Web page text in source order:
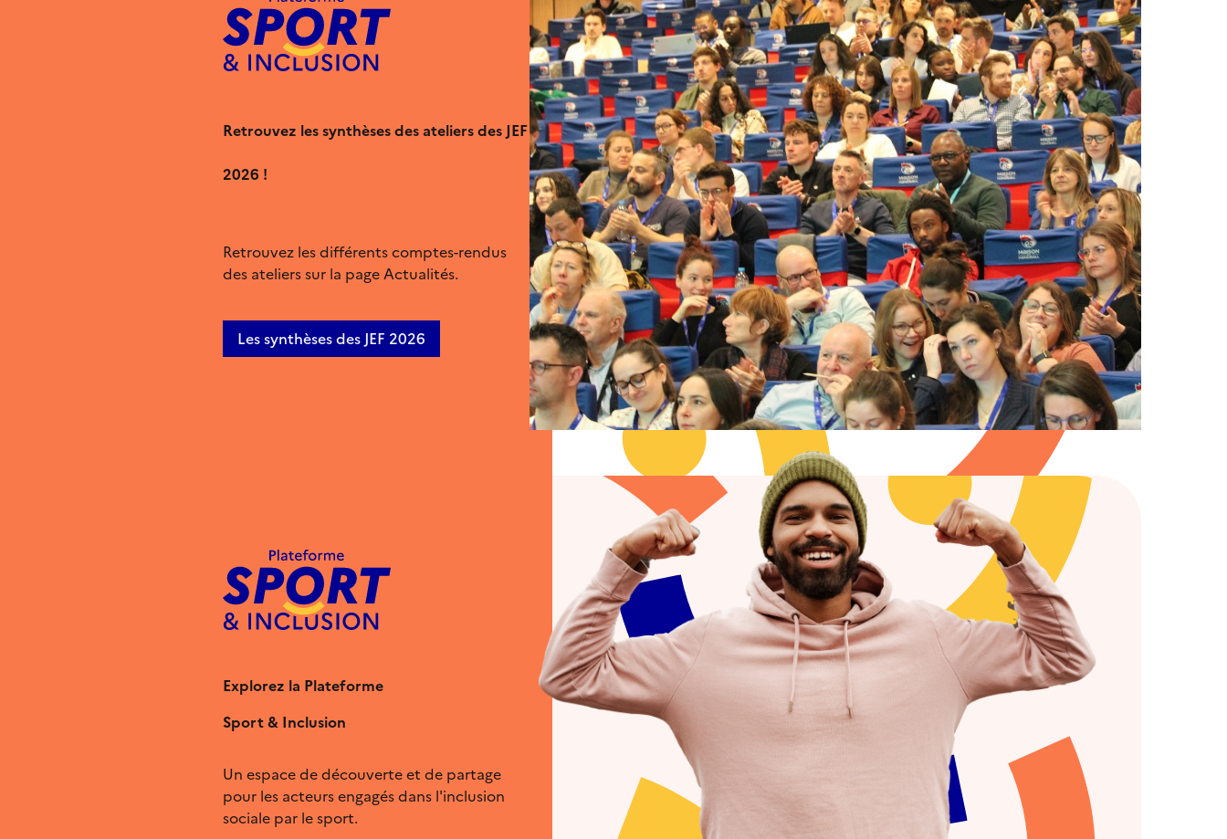
Retrouvez les synthèses des ateliers des JEF
2026 !
Retrouvez les différents comptes-rendus
des ateliers sur la page Actualités.
Les synthèses des JEF 2026
Explorez la Plateforme
Sport & Inclusion
Un espace de découverte et de partage
pour les acteurs engagés dans l'inclusion
sociale par le sport.